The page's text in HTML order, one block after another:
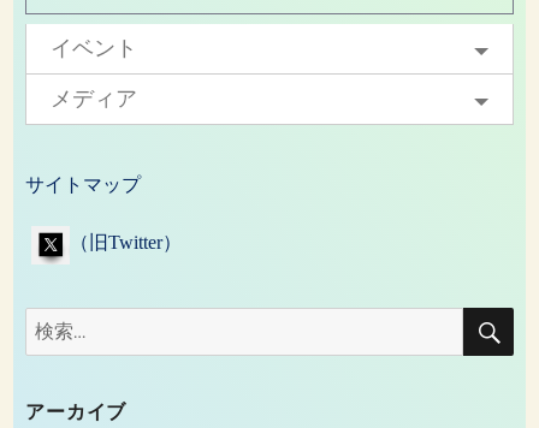
イベント
メディア
サイトマップ
（旧Twitter）
検
索:
検
アーカイブ